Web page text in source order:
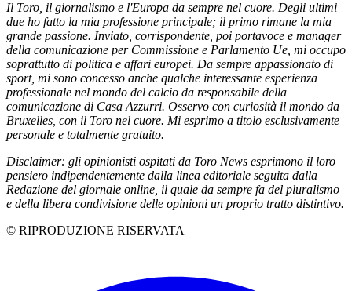
Il Toro, il giornalismo e l'Europa da sempre nel cuore. Degli ultimi
due ho fatto la mia professione principale; il primo rimane la mia
grande passione. Inviato, corrispondente, poi portavoce e manager
della comunicazione per Commissione e Parlamento Ue, mi occupo
soprattutto di politica e affari europei. Da sempre appassionato di
sport, mi sono concesso anche qualche interessante esperienza
professionale nel mondo del calcio da responsabile della
comunicazione di Casa Azzurri. Osservo con curiosità il mondo da
Bruxelles, con il Toro nel cuore. Mi esprimo a titolo esclusivamente
personale e totalmente gratuito.
Disclaimer: gli opinionisti ospitati da Toro News esprimono il loro
pensiero indipendentemente dalla linea editoriale seguita dalla
Redazione del giornale online, il quale da sempre fa del pluralismo
e della libera condivisione delle opinioni un proprio tratto distintivo.
© RIPRODUZIONE RISERVATA